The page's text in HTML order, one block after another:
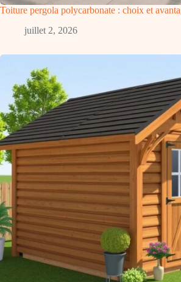
Toiture pergola polycarbonate : choix et
juillet 2, 2026